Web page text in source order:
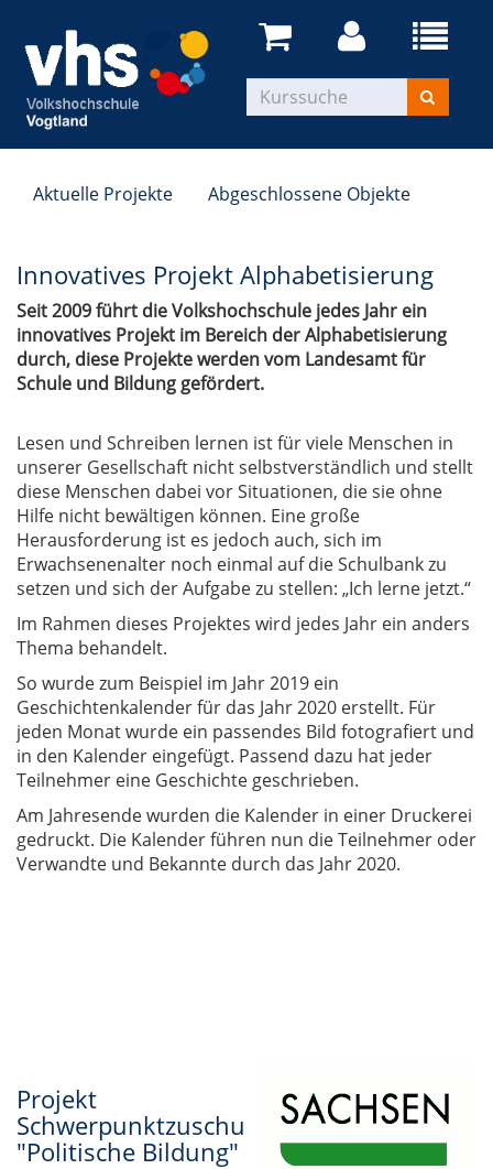
Aktuelle Projekte Abgeschlossene Objekte
Innovatives Projekt Alphabetisierung
Seit 2009 führt die Volkshochschule jedes Jahr ein
innovatives Projekt im Bereich der Alphabetisierung
durch, diese Projekte werden vom Landesamt für
Schule und Bildung gefördert.
Lesen und Schreiben lernen ist für viele Menschen in
unserer Gesellschaft nicht selbstverständlich und stellt
diese Menschen dabei vor Situationen, die sie ohne
Hilfe nicht bewältigen können. Eine große
Herausforderung ist es jedoch auch, sich im
Erwachsenenalter noch einmal auf die Schulbank zu
setzen und sich der Aufgabe zu stellen: „Ich lerne jetzt.“
Im Rahmen dieses Projektes wird jedes Jahr ein anders
Thema behandelt.
So wurde zum Beispiel im Jahr 2019 ein
Geschichtenkalender für das Jahr 2020 erstellt. Für
jeden Monat wurde ein passendes Bild fotografiert und
in den Kalender eingefügt. Passend dazu hat jeder
Teilnehmer eine Geschichte geschrieben.
Am Jahresende wurden die Kalender in einer Druckerei
gedruckt. Die Kalender führen nun die Teilnehmer oder
Verwandte und Bekannte durch das Jahr 2020.
Projekt
Schwerpunktzuschuss
"Politische Bildung"